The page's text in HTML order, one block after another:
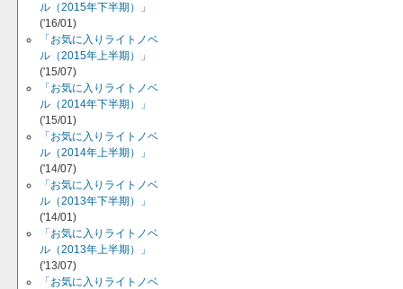
ル（2015年下半期）」
('16/01)
「お気に入りライトノベ
ル（2015年上半期）」
('15/07)
「お気に入りライトノベ
ル（2014年下半期）」
('15/01)
「お気に入りライトノベ
ル（2014年上半期）」
('14/07)
「お気に入りライトノベ
ル（2013年下半期）」
('14/01)
「お気に入りライトノベ
ル（2013年上半期）」
('13/07)
「お気に入りライトノベ